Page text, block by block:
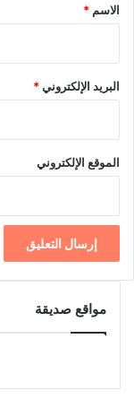
*
الاسم *
البريد الإلكتروني*
الموقع الإلكتروني
مواقع صديقة